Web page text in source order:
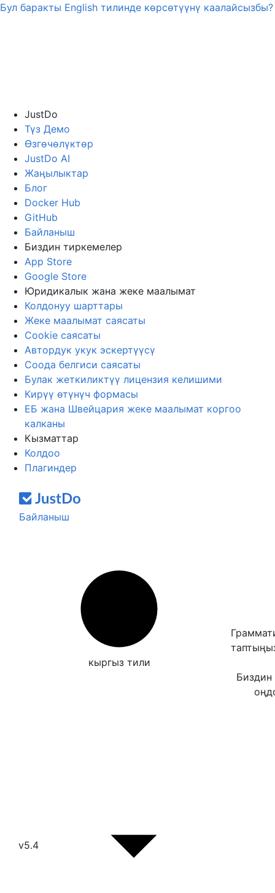
Бул баракты English тилинде көрсөтүүнү каалайсызбы?
JustDo
Түз Демо
Өзгөчөлүктөр
JustDo AI
Жаңылыктар
Блог
Docker Hub
GitHub
Байланыш
Биздин тиркемелер
App Store
Google Store
Юридикалык жана жеке маалымат
Колдонуу шарттары
Жеке маалымат саясаты
Cookie саясаты
Автордук укук эскертүүсү
Соода белгиси саясаты
Булак жеткиликтүү лицензия келишими
Кирүү өтүнүч формасы
ЕБ жана Швейцария жеке маалымат коргоо
калканы
Кызматтар
Колдоо
Плагиндер
Байланыш
кыргыз тили
v5.4